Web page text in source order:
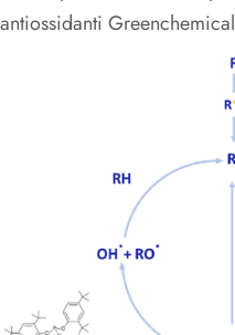
antiossidanti